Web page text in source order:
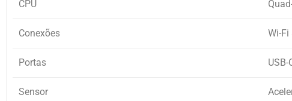
CPU
Conexões Wi-
Portas
Sensor